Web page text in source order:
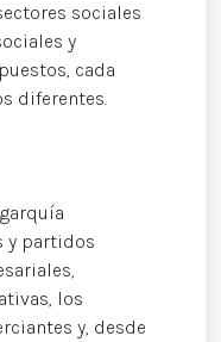
sociales
y
cada
diferentes.
y partidos
los
y, desde